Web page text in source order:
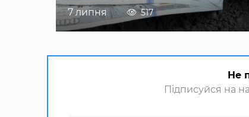
7 липня 517
Не
Підписуйся на